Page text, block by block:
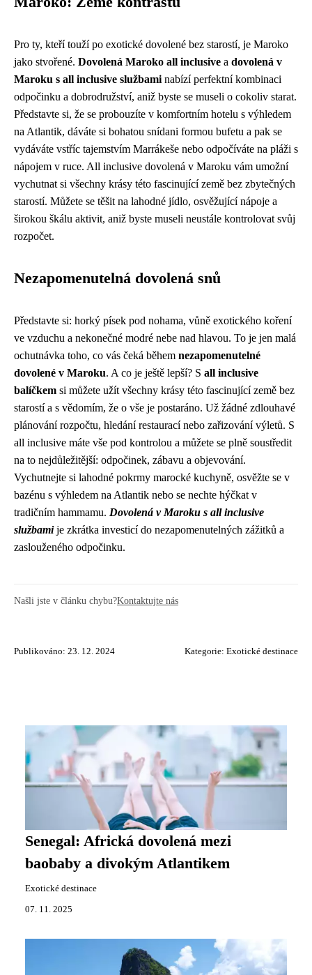
Pro ty, kteří touží po exotické dovolené bez starostí, je Maroko
jako stvořené. Dovolená Maroko all inclusive a dovolená v
Maroku s all inclusive službami nabízí perfektní kombinaci
odpočinku a dobrodružství, aniž byste se museli o cokoliv starat.
Představte si, že se probouzíte v komfortním hotelu s výhledem
na Atlantik, dáváte si bohatou snídani formou bufetu a pak se
vydáváte vstříc tajemstvím Marrákeše nebo odpočíváte na pláži s
nápojem v ruce. All inclusive dovolená v Maroku vám umožní
vychutnat si všechny krásy této fascinující země bez zbytečných
starostí. Můžete se těšit na lahodné jídlo, osvěžující nápoje a
širokou škálu aktivit, aniž byste museli neustále kontrolovat svůj
rozpočet.
Nezapomenutelná dovolená snů
Představte si: horký písek pod nohama, vůně exotického koření
ve vzduchu a nekonečné modré nebe nad hlavou. To je jen malá
ochutnávka toho, co vás čeká během nezapomenutelné
dovolené v Maroku. A co je ještě lepší? S all inclusive
balíčkem si můžete užít všechny krásy této fascinující země bez
starostí a s vědomím, že o vše je postaráno. Už žádné zdlouhavé
plánování rozpočtu, hledání restaurací nebo zařizování výletů. S
all inclusive máte vše pod kontrolou a můžete se plně soustředit
na to nejdůležitější: odpočinek, zábavu a objevování.
Vychutnejte si lahodné pokrmy marocké kuchyně, osvěžte se v
bazénu s výhledem na Atlantik nebo se nechte hýčkat v
tradičním hammamu. Dovolená v Maroku s all inclusive
službamije zkrátka investicí do nezapomenutelných zážitků a
zaslouženého odpočinku.
Našli jste v článku chybu?Kontaktujte nás
Publikováno: 23. 12. 2024 Kategorie: Exotické destinace
Senegal: Africká dovolená mezi
baobaby a divokým Atlantikem
Exotické destinace
07. 11. 2025